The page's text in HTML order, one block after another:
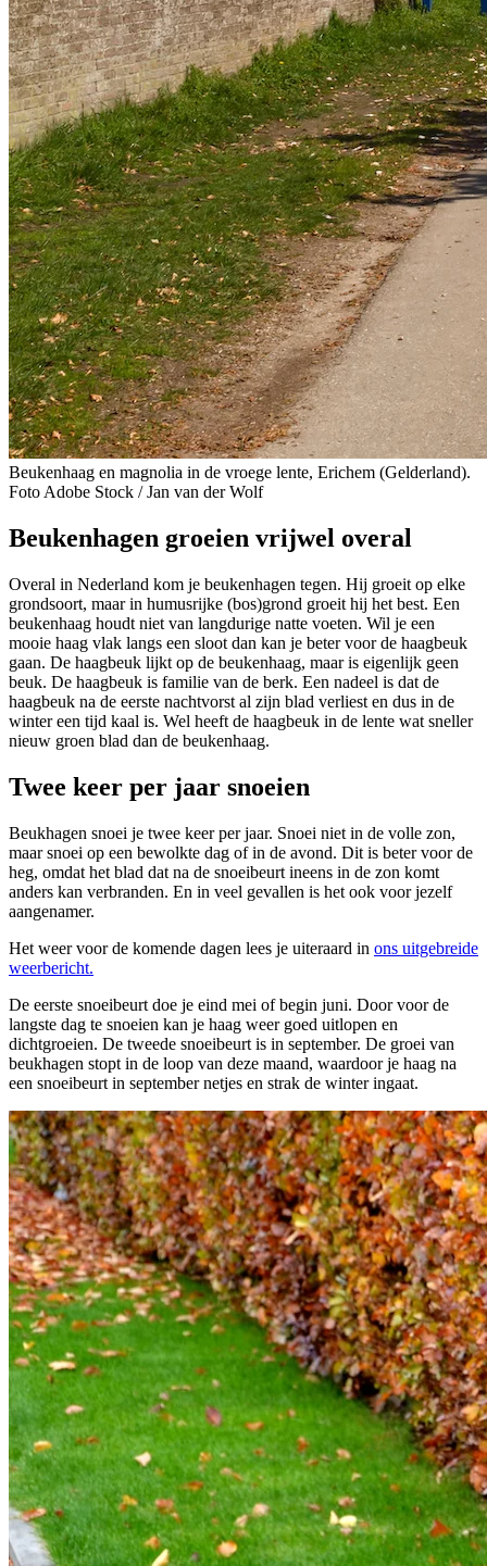
Beukenhaag en magnolia in de vroege lente, Erichem (Gelderland).
Foto Adobe Stock / Jan van der Wolf
Beukenhagen groeien vrijwel overal
Overal in Nederland kom je beukenhagen tegen. Hij groeit op elke
grondsoort, maar in humusrijke (bos)grond groeit hij het best. Een
beukenhaag houdt niet van langdurige natte voeten. Wil je een
mooie haag vlak langs een sloot dan kan je beter voor de haagbeuk
gaan. De haagbeuk lijkt op de beukenhaag, maar is eigenlijk geen
beuk. De haagbeuk is familie van de berk. Een nadeel is dat de
haagbeuk na de eerste nachtvorst al zijn blad verliest en dus in de
winter een tijd kaal is. Wel heeft de haagbeuk in de lente wat sneller
nieuw groen blad dan de beukenhaag.
Twee keer per jaar snoeien
Beukhagen snoei je twee keer per jaar. Snoei niet in de volle zon,
maar snoei op een bewolkte dag of in de avond. Dit is beter voor de
heg, omdat het blad dat na de snoeibeurt ineens in de zon komt
anders kan verbranden. En in veel gevallen is het ook voor jezelf
aangenamer.
Het weer voor de komende dagen lees je uiteraard in ons uitgebreide
weerbericht.
De eerste snoeibeurt doe je eind mei of begin juni. Door voor de
langste dag te snoeien kan je haag weer goed uitlopen en
dichtgroeien. De tweede snoeibeurt is in september. De groei van
beukhagen stopt in de loop van deze maand, waardoor je haag na
een snoeibeurt in september netjes en strak de winter ingaat.